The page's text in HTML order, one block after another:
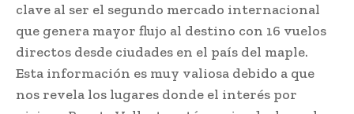
clave al ser el segundo mercado internacional
que genera mayor flujo al destino con 16 vuelos
directos desde ciudades en el país del maple.
Esta información es muy valiosa debido a que
nos revela los lugares donde el interés por